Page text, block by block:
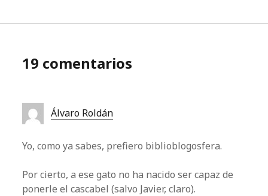
19 comentarios
Álvaro Roldán
Yo, como ya sabes, prefiero biblioblogosfera.
Por cierto, a ese gato no ha nacido ser capaz de
ponerle el cascabel (salvo Javier, claro).